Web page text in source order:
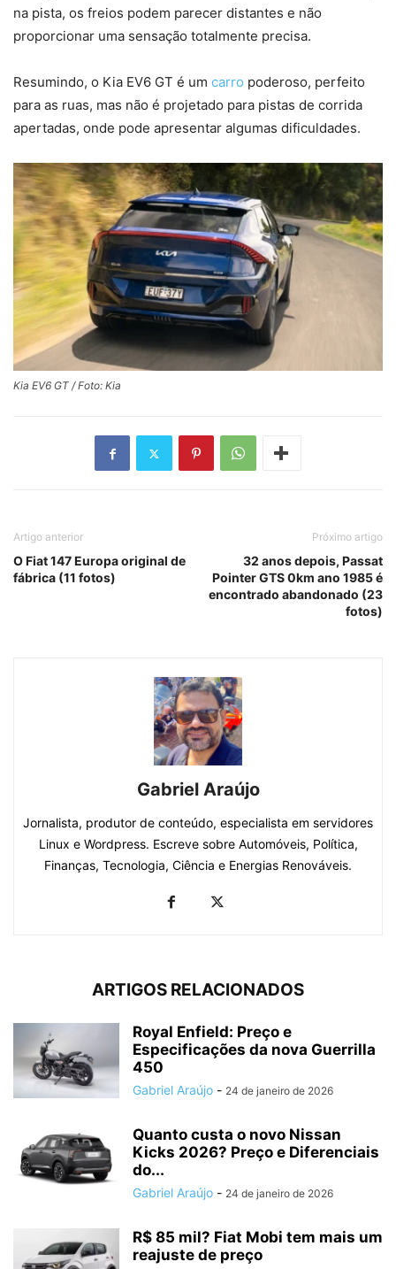
na pista, os freios podem parecer distantes e não
proporcionar uma sensação totalmente precisa.
Resumindo, o Kia EV6 GT é um carro poderoso, perfeito
para as ruas, mas não é projetado para pistas de corrida
apertadas, onde pode apresentar algumas dificuldades.
Kia EV6 GT / Foto: Kia
Artigo anterior
O Fiat 147 Europa original de
fábrica (11 fotos)
Próximo artigo
32 anos depois, Passat
Pointer GTS 0km ano 1985 é
encontrado abandonado (23
fotos)
Gabriel Araújo
Jornalista, produtor de conteúdo, especialista em servidores
Linux e Wordpress. Escreve sobre Automóveis, Política,
Finanças, Tecnologia, Ciência e Energias Renováveis.
ARTIGOS RELACIONADOS
Royal Enfield: Preço e
Especificações da nova Guerrilla
450
Gabriel Araújo - 24 de janeiro de 2026
Quanto custa o novo Nissan
Kicks 2026? Preço e Diferenciais
do...
Gabriel Araújo - 24 de janeiro de 2026
R$ 85 mil? Fiat Mobi tem mais um
reajuste de preço